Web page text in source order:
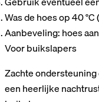
Was de hoes op 40
Aanbeveling: hoes
Voor buikslapers
Zachte
een heerlijke